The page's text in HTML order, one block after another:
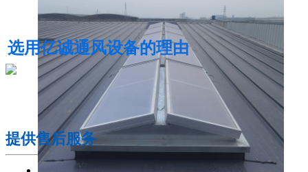
电动采光排烟天窗
选用亿诚通风设备的理由
提供售后服务